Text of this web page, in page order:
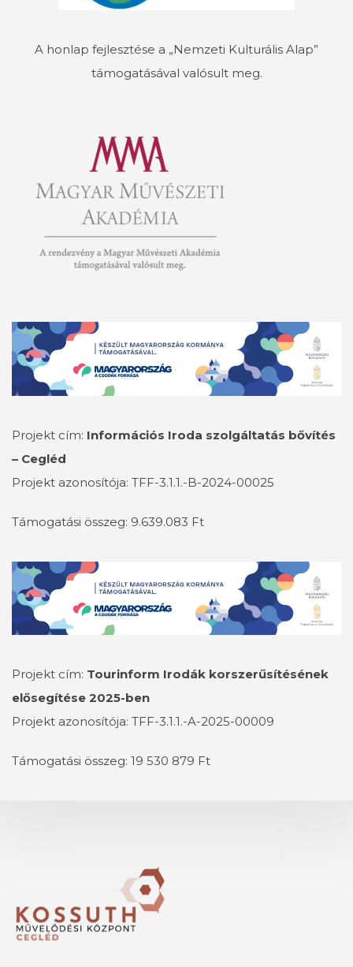
A honlap fejlesztése a „Nemzeti Kulturális Alap”
támogatásával valósult meg.
Projekt cím: Információs Iroda szolgáltatás bővítés
– Cegléd
Projekt azonosítója: TFF-3.1.1.-B-2024-00025
Támogatási összeg: 9.639.083 Ft
Projekt cím: Tourinform Irodák korszerűsítésének
elősegítése 2025-ben
Projekt azonosítója: TFF-3.1.1.-A-2025-00009
Támogatási összeg: 19 530 879 Ft